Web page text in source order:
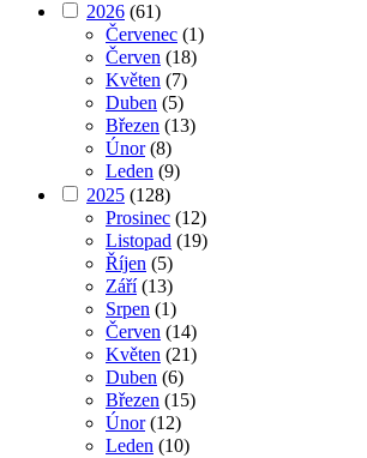
2026 (61)
Červenec (1)
Červen (18)
Květen (7)
Duben (5)
Březen (13)
Únor(8)
Leden (9)
2025 (128)
Prosinec (12)
Listopad (19)
Říjen (5)
Září(13)
Srpen (1)
Červen (14)
Květen (21)
Duben (6)
Březen (15)
Únor(12)
Leden (10)